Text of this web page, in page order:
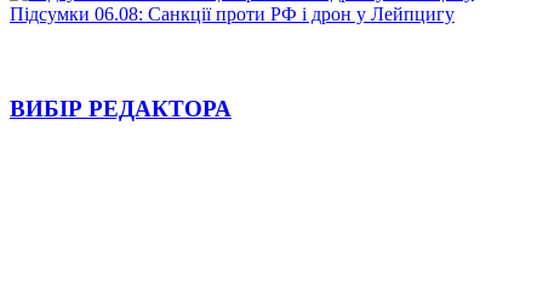
Підсумки 06.08: Санкції проти РФ і дрон у Лейпцигу
ВИБІР РЕДАКТОРА